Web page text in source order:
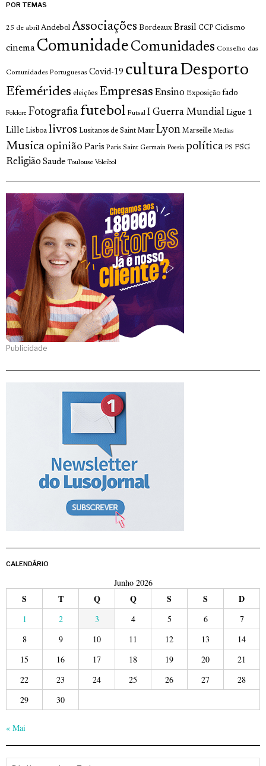
POR TEMAS
25 de abril Andebol Associações Bordeaux Brasil CCP Ciclismo
cinema Comunidade Comunidades Conselho das
Comunidades Portuguesas Covid-19 culturaDesporto
Efemérides eleições Empresas Ensino Exposição fado
Folclore Fotografia futebol Futsal I Guerra Mundial Ligue 1
Lille Lisboa livros Lusitanos de Saint Maur Lyon Marseille Medias
Musica opinião Paris Paris Saint Germain Poesia política PS PSG
Religião Saude Toulouse Voleibol
Publicidade
CALENDÁRIO
Junho 2026
S T Q Q S S D
1 2 3 4 5 6
7
8
9 10 11 12 13
14
15
16 17 18 19 20
21
22
23 24 25 26 27
28
29
30
« Mai